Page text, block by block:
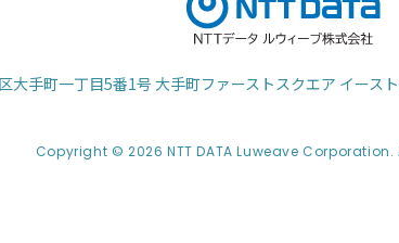
大手町一丁目5番1号 大手町ファーストスクエア イース
Copyright © 2026 NTT DATA Luweave Corporation.